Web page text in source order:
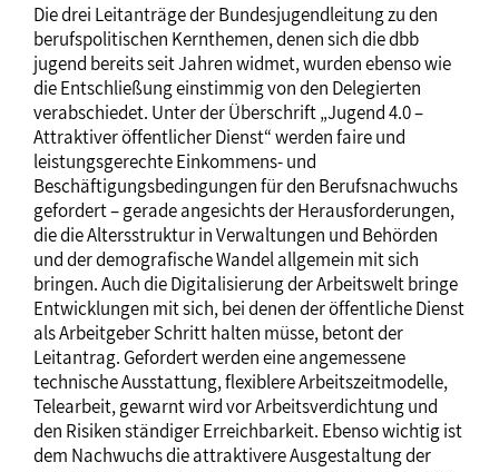
Die drei Leitanträge der Bundesjugendleitung zu den
berufspolitischen Kernthemen, denen sich die dbb
jugend bereits seit Jahren widmet, wurden ebenso wie
die Entschließung einstimmig von den Delegierten
verabschiedet. Unter der Überschrift „Jugend 4.0 –
Attraktiver öffentlicher Dienst“ werden faire und
leistungsgerechte Einkommens- und
Beschäftigungsbedingungen für den Berufsnachwuchs
gefordert – gerade angesichts der Herausforderungen,
die die Altersstruktur in Verwaltungen und Behörden
und der demografische Wandel allgemein mit sich
bringen. Auch die Digitalisierung der Arbeitswelt bringe
Entwicklungen mit sich, bei denen der öffentliche Dienst
als Arbeitgeber Schritt halten müsse, betont der
Leitantrag. Gefordert werden eine angemessene
technische Ausstattung, flexiblere Arbeitszeitmodelle,
Telearbeit, gewarnt wird vor Arbeitsverdichtung und
den Risiken ständiger Erreichbarkeit. Ebenso wichtig ist
dem Nachwuchs die attraktivere Ausgestaltung der